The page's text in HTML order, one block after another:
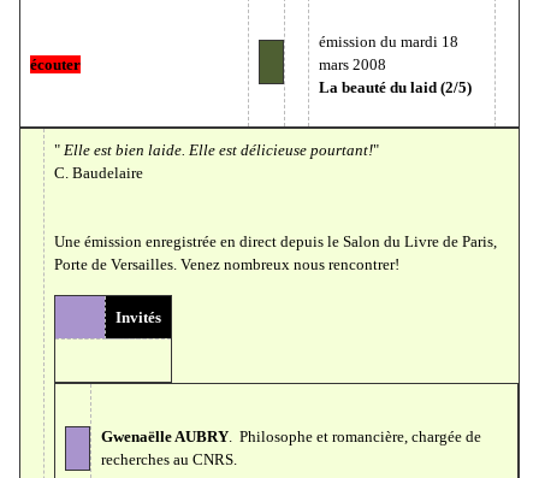
écouter
émission du mardi 18
mars 2008
La beauté du laid (2/5)
" Elle est bien laide. Elle est délicieuse pourtant!"
C. Baudelaire
Une émission enregistrée en direct depuis le Salon du Livre de Paris,
Porte de Versailles. Venez nombreux nous rencontrer!
Invités
Gwenaëlle AUBRY. Philosophe et romancière, chargée de
recherches au CNRS.